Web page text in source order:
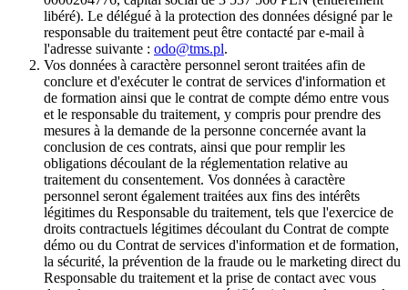
libéré). Le délégué à la protection des données désigné par le
responsable du traitement peut être contacté par e-mail à
l'adresse suivante : odo@tms.pl.
Vos données à caractère personnel seront traitées afin de
conclure et d'exécuter le contrat de services d'information et
de formation ainsi que le contrat de compte démo entre vous
et le responsable du traitement, y compris pour prendre des
mesures à la demande de la personne concernée avant la
conclusion de ces contrats, ainsi que pour remplir les
obligations découlant de la réglementation relative au
traitement du consentement. Vos données à caractère
personnel seront également traitées aux fins des intérêts
légitimes du Responsable du traitement, tels que l'exercice de
droits contractuels légitimes découlant du Contrat de compte
démo ou du Contrat de services d'information et de formation,
la sécurité, la prévention de la fraude ou le marketing direct du
Responsable du traitement et la prise de contact avec vous